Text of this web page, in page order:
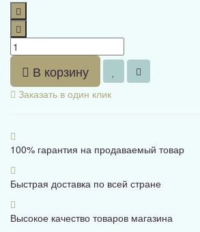
В корзину
Заказать в один клик
100% гарантия на продаваемый товар
Быстрая доставка по всей стране
Высокое качество товаров магазина